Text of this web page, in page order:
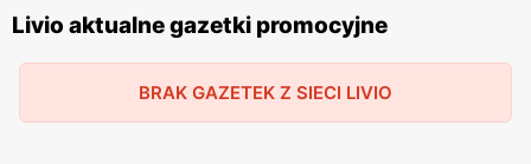
szczególnie stawia na polskie produkty, co jest wyrazem
ich zaangażowania w wspieranie lokalnych producentów i
produktów. W ofercie sklepów można znaleźć szeroki
Livio aktualne gazetki promocyjne
BRAK GAZETEK Z SIECI LIVIO